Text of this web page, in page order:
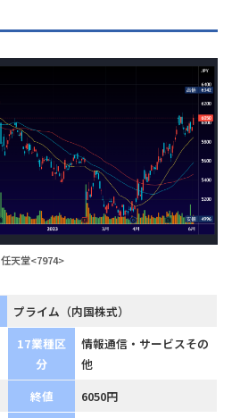
任天堂<7974>
プライム（内国株式）
17業種区
分
情報通信・サービスその
他
終値
6050円